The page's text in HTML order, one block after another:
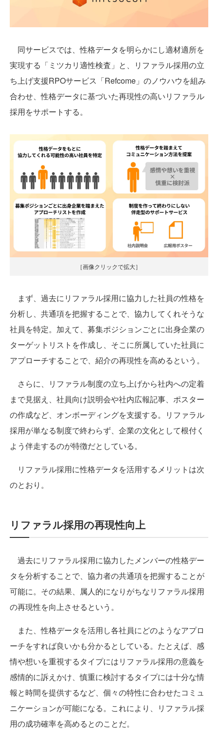
同サービスでは、性格データを明らかにし適材適所を
実現する「ミツカリ適性検査」と、リファラル採用の立
ち上げ支援RPOサービス「Refcome」のノウハウを組み
合わせ、性格データに基づいた再現性の高いリファラル
採用をサポートする。
［画像クリックで拡大］
まず、過去にリファラル採用に協力した社員の性格を
分析し、共通項を把握することで、協力してくれそうな
社員を特定。加えて、募集ポジションごとに出身企業の
ターゲットリストを作成し、そこに所属していた社員に
アプローチすることで、紹介の再現性を高めるという。
さらに、リファラル制度の立ち上げから社内への定着
まで見据え、社員向け説明会や社内広報記事、ポスター
の作成など、オンボーディングを支援する。リファラル
採用が単なる制度で終わらず、企業の文化として根付く
よう伴走するのが特徴だとしている。
リファラル採用に性格データを活用するメリットは次
のとおり。
リファラル採用の再現性向上
過去にリファラル採用に協力したメンバーの性格デー
タを分析することで、協力者の共通項を把握することが
可能に。その結果、属人的になりがちなリファラル採用
の再現性を向上させるという。
また、性格データを活用し各社員にどのようなアプロ
ーチをすれば良いかも分かるとしている。たとえば、感
情や想いを重視するタイプにはリファラル採用の意義を
感情的に訴えかけ、慎重に検討するタイプには十分な情
報と時間を提供するなど、個々の特性に合わせたコミュ
ニケーションが可能になる。これにより、リファラル採
用の成功確率を高めるとのことだ。